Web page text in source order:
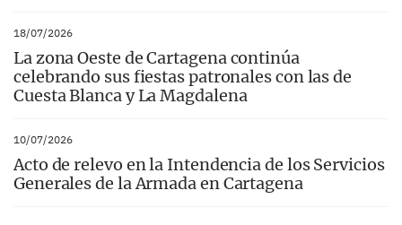
18/07/2026
La zona Oeste de Cartagena continúa
celebrando sus fiestas patronales con las de
Cuesta Blanca y La Magdalena
10/07/2026
Acto de relevo en la Intendencia de los Servicios
Generales de la Armada en Cartagena